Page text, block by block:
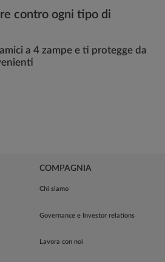
contro ogni tipo di
a 4 zampe e ti protegge da
COMPAGNIA
Chi siamo
Governance e Investor relations
Lavora con noi